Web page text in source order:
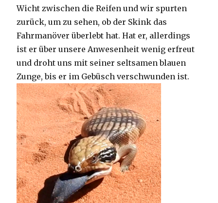
Wicht zwischen die Reifen und wir spurten
zurück, um zu sehen, ob der Skink das
Fahrmanöver überlebt hat. Hat er, allerdings
ist er über unsere Anwesenheit wenig erfreut
und droht uns mit seiner seltsamen blauen
Zunge, bis er im Gebüsch verschwunden ist.